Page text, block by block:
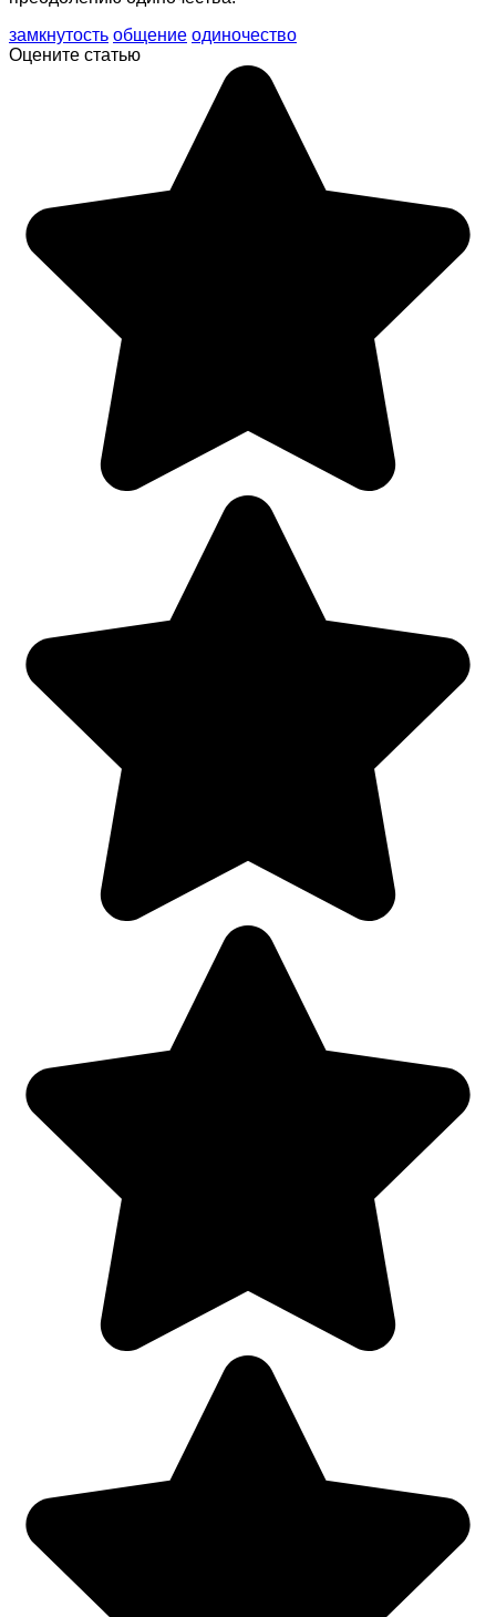
замкнутость общение одиночество
Оцените статью